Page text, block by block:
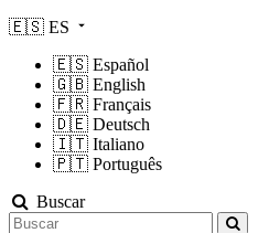
🇪🇸 ES
🇪🇸 Español
🇬🇧 English
🇫🇷 Français
🇩🇪 Deutsch
🇮🇹 Italiano
🇵🇹 Português
Buscar